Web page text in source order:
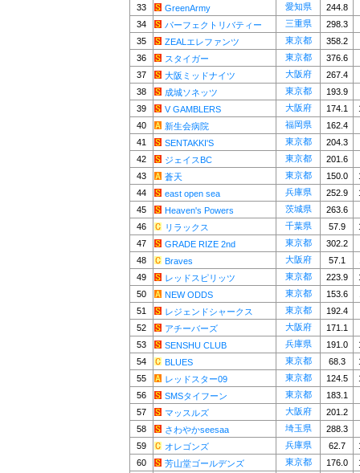
33
GreenArmy 愛知県
244.8
34
パーフェクトリバティー 三重県
298.3
35
ZEALエレファンツ 東京都
358.2
36
スタイガー 東京都
376.6
37
大阪ミッドナイツ 大阪府
267.4
38
成城ソネッツ 東京都
193.9
39
V GAMBLERS 大阪府 174.1
40
新生会病院 福岡県
162.4
41
SENTAKKI'S 東京都
204.3
42
ジェイスBC 東京都
201.6
43
蒼天 東京都 150.0
44
east open sea 兵庫県 252.9
45
Heaven's Powers 茨城県
263.6
46
リラックス 千葉県 57.9
47
GRADE RIZE 2nd 東京都
302.2
48
Braves 大阪府 57.1
49
レッドスピリッツ 東京都 223.9
50
NEW ODDS 東京都 153.6
51
レジェンドシャークス 東京都
192.4
52
アチーバーズ 大阪府
171.1
53
SENSHU CLUB 兵庫県 191.0
54
BLUES 東京都 68.3
55
レッドスター09 東京都 124.5
56
SMSタイフーン 東京都
183.1
57
マッスルズ 大阪府
201.2
58
さわやかseesaa 埼玉県
288.3
59
オレゴンズ 兵庫県 62.7
60
芳山堂ゴールデンズ 東京都 176.0